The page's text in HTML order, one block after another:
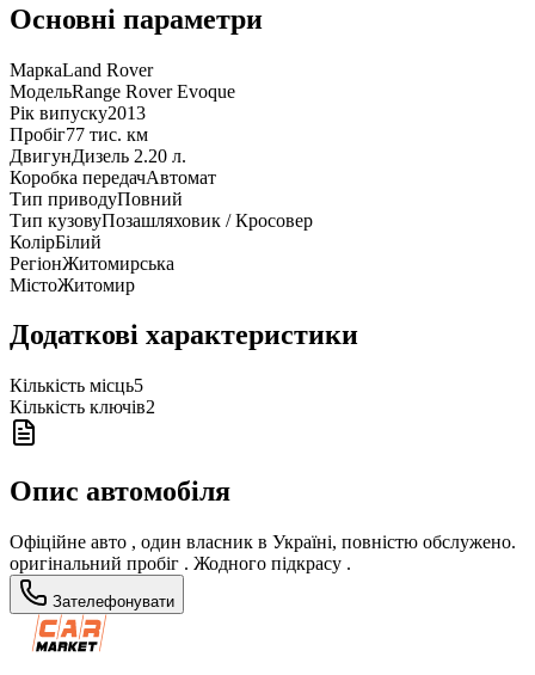
Основні параметри
МаркаLand Rover
МодельRange Rover Evoque
Рік випуску2013
Пробіг77 тис. км
ДвигунДизель 2.20 л.
Коробка передачАвтомат
Тип приводуПовний
Тип кузовуПозашляховик / Кросовер
КолірБілий
РегіонЖитомирська
МістоЖитомир
Додаткові характеристики
Кількість місць5
Кількість ключів2
Опис автомобіля
Офіційне авто , один власник в Україні, повністю обслужено.
оригінальний пробіг . Жодного підкрасу .
Зателефонувати